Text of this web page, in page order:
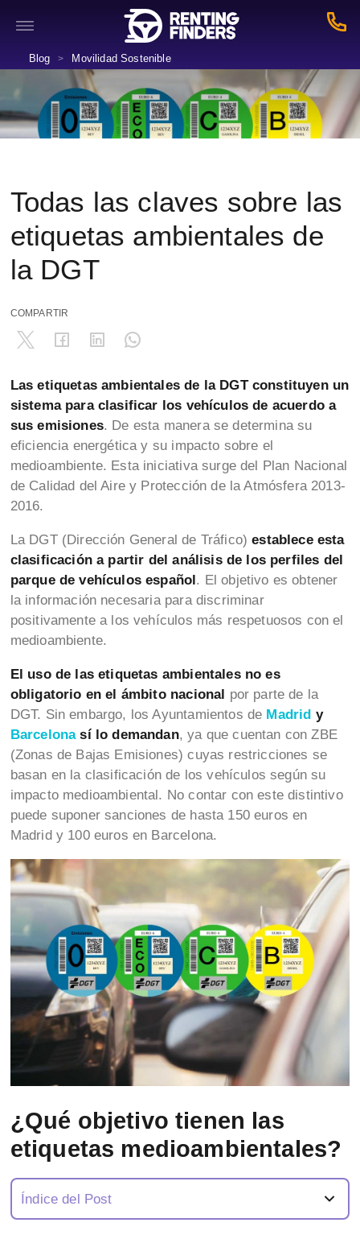
Blog > Movilidad Sostenible
Todas las claves sobre las
etiquetas ambientales de
la DGT
COMPARTIR
Las etiquetas ambientales de la DGT constituyen un
sistema para clasificar los vehículos de acuerdo a
sus emisiones. De esta manera se determina su
eficiencia energética y su impacto sobre el
medioambiente. Esta iniciativa surge del Plan Nacional
de Calidad del Aire y Protección de la Atmósfera 2013-
2016.
La DGT (Dirección General de Tráfico)establece esta
clasificación a partir del análisis de los perfiles del
parque de vehículos español . El objetivo es obtener
la información necesaria para discriminar
positivamente a los vehículos más respetuosos con el
medioambiente.
El uso de las etiquetas ambientales no es
obligatorio en el ámbito nacional por parte de la
DGT. Sin embargo, los Ayuntamientos de Madrid y
Barcelonasí lo demandan, ya que cuentan con ZBE
(Zonas de Bajas Emisiones) cuyas restricciones se
basan en la clasificación de los vehículos según su
impacto medioambiental. No contar con este distintivo
puede suponer sanciones de hasta 150 euros en
Madrid y 100 euros en Barcelona.
¿Qué objetivo tienen las
etiquetas medioambientales?
Índice del Post